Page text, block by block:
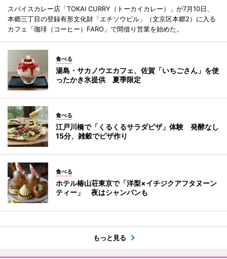
スパイスカレー店「TOKAI CURRY（トーカイカレー）」が7月10日、
本郷三丁目の登録有形文化財「エチソウビル」（文京区本郷2）に入る
カフェ「珈琲（コーヒー）FARO」で間借り営業を始めた。
食べる
湯島・サカノウエカフェ、佐賀「いちごさん」を使
ったかき氷提供 夏季限定
食べる
江戸川橋で「くるくるサラダピザ」体験 発酵なし
15分、雑穀でピザ作り
食べる
ホテル椿山荘東京で「洋梨×イチジクアフタヌーン
ティー」 夜はシャンパンも
もっと見る